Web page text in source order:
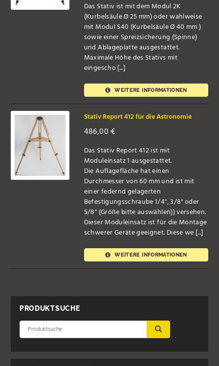
Das Stativ ist mit dem Modul 2K
(Kurbelsäule Ø 25 mm) oder wahlweise
mit Modul S40 (Kurbelsäule Ø 40 mm )
sowie einer Spreizsicherung (Spinne)
und Ablageplatte ausgestattet.
Maximale Höhe des Stativs mit
eingescho [...]
WEITERE INFORMATIONEN
Stativ Report 412 für die Astronomie
486,00€
Das Stativ Report 412 ist mit
Moduleinsatz 1 ausgestattet.
Die Auflagefläche hat einen
Durchmesser von 60 mm und ist mit
einer federnd gelagerten
Befestigungsschraube 1/4", 3/8" oder
5/8" (Größe bitte auswählen)) versehen.
Dieser Moduleinsatz ist für die Montage
schwerer Geräte geeignet. Diese we [...]
WEITERE INFORMATIONEN
PRODUKTSUCHE